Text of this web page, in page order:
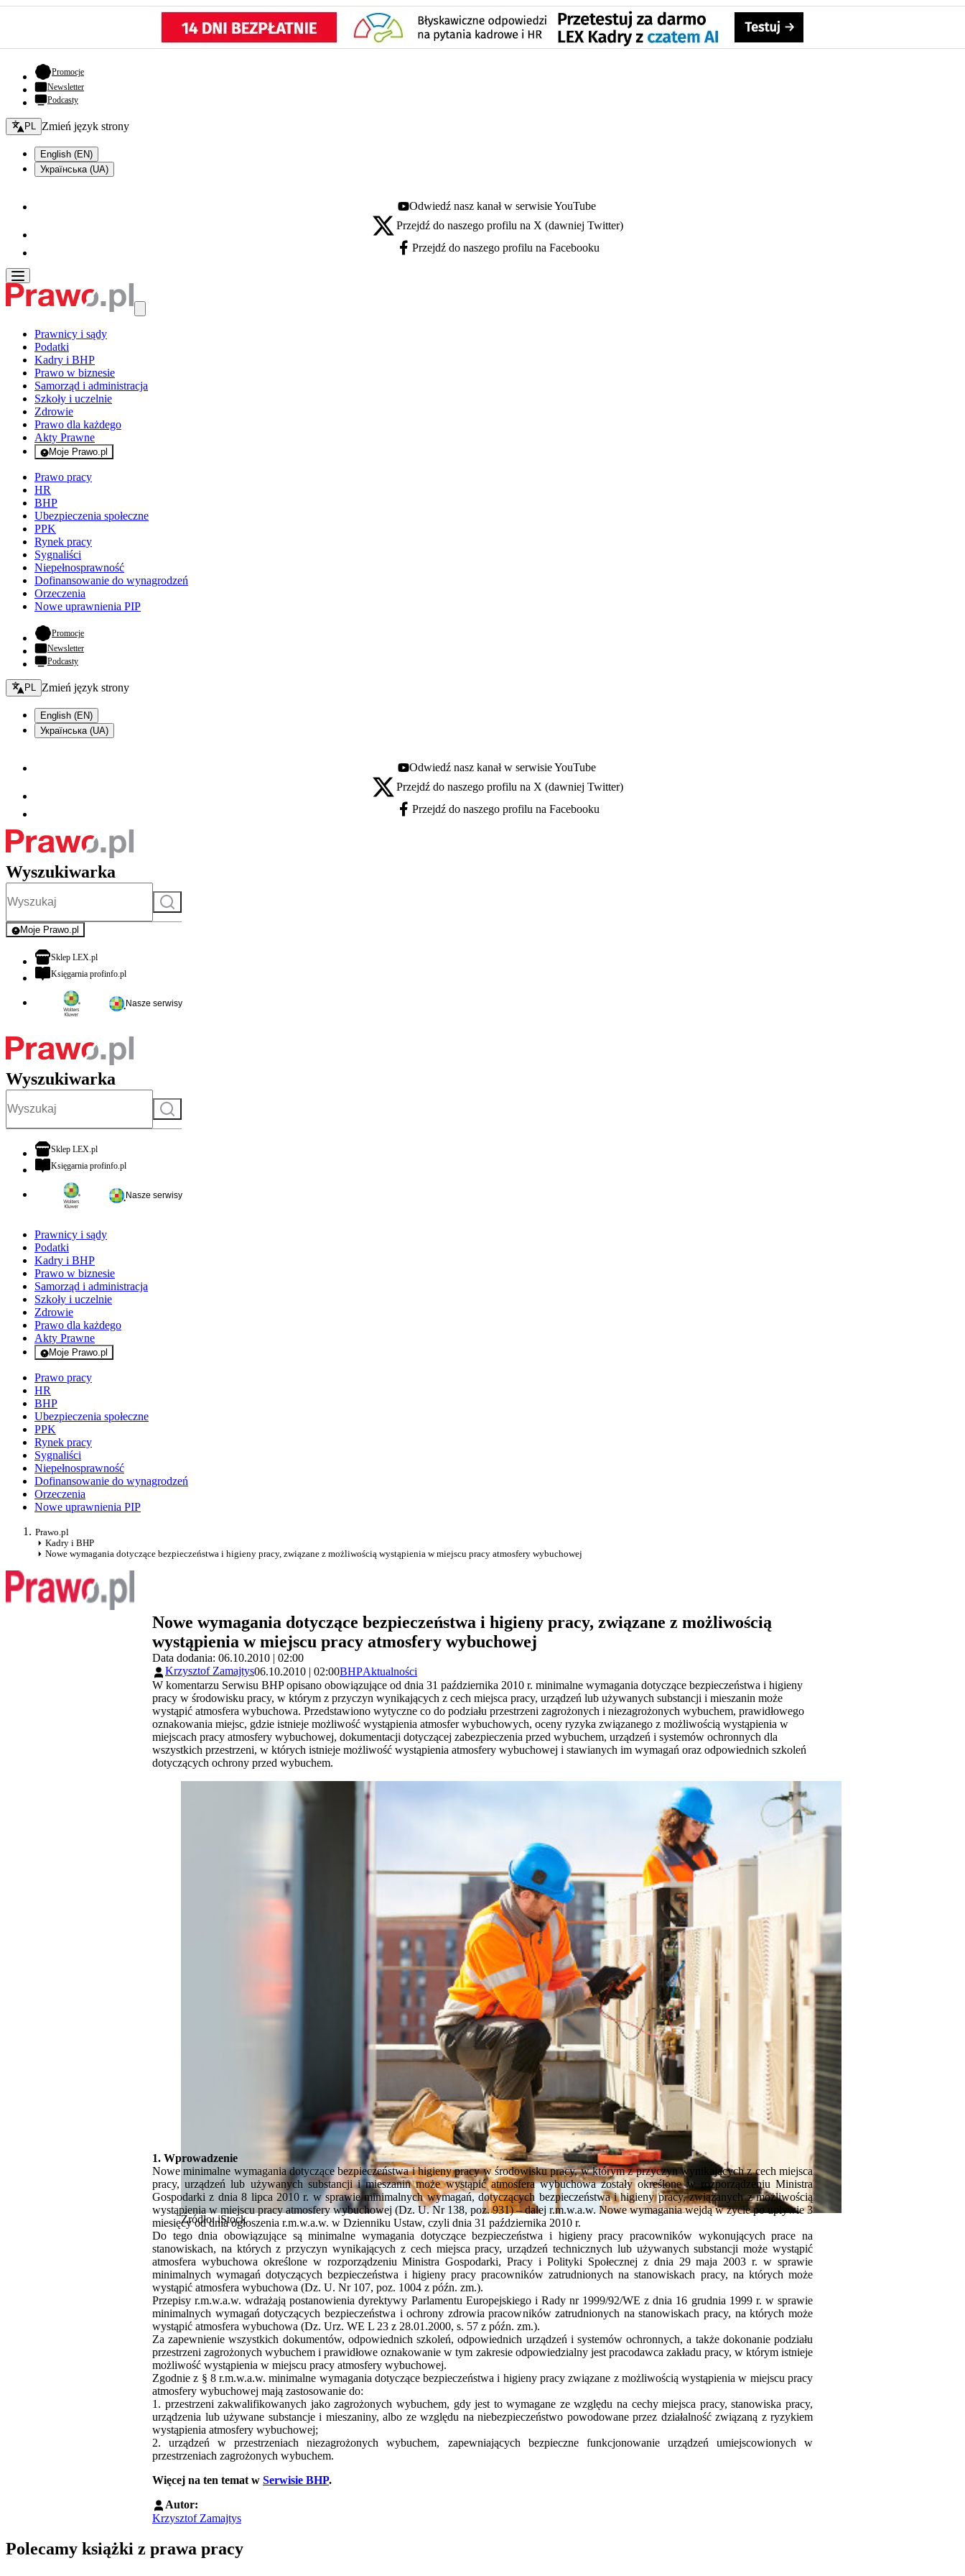
Promocje- otwiera się w nowej karcie
Newsletter
Podcasty
Zmień język - bieżący:
PL Zmień język strony
English (EN)
Українська (UA)
Youtube - otwiera się w nowej karcie
Odwiedź nasz kanał w serwisie YouTube
X - otwiera się w nowej karcie
Przejdź do naszego profilu na X (dawniej Twitter)
Facebook - otwiera się w nowej karcie
Przejdź do naszego profilu na Facebooku
Prawnicy i sądy
Podatki
Kadry i BHP
Prawo w biznesie
Samorząd i administracja
Szkoły i uczelnie
Zdrowie
Prawo dla każdego
Akty Prawne
Moje Prawo.pl
- rejestracja i logowanie do serwisu
Prawo pracy
HR
BHP
Ubezpieczenia społeczne
PPK
Rynek pracy
Sygnaliści
Niepełnosprawność
Dofinansowanie do wynagrodzeń
Orzeczenia
Nowe uprawnienia PIP
Promocje- otwiera się w nowej karcie
Newsletter
Podcasty
Zmień język - bieżący:
PL Zmień język strony
English (EN)
Українська (UA)
Youtube - otwiera się w nowej karcie
Odwiedź nasz kanał w serwisie YouTube
X - otwiera się w nowej karcie
Przejdź do naszego profilu na X (dawniej Twitter)
Facebook - otwiera się w nowej karcie
Przejdź do naszego profilu na Facebooku
Wyszukiwarka
Szukaj
Moje Prawo.pl
- rejestracja i logowanie do serwisu
Sklep LEX.plotwiera się w nowej karcie
Księgarnia profinfo.plotwiera się w nowej karcie
Nasze serwisy
Wyszukiwarka
Szukaj
Sklep LEX.plotwiera się w nowej karcie
Księgarnia profinfo.plotwiera się w nowej karcie
Nasze serwisy
Prawnicy i sądy
Podatki
Kadry i BHP
Prawo w biznesie
Samorząd i administracja
Szkoły i uczelnie
Zdrowie
Prawo dla każdego
Akty Prawne
Moje Prawo.pl
- rejestracja i logowanie do serwisu
Prawo pracy
HR
BHP
Ubezpieczenia społeczne
PPK
Rynek pracy
Sygnaliści
Niepełnosprawność
Dofinansowanie do wynagrodzeń
Orzeczenia
Nowe uprawnienia PIP
Prawo.pl
Kadry i BHP
Nowe wymagania dotyczące bezpieczeństwa i higieny pracy, związane z możliwością wystąpienia w miejscu pracy atmosfery wybuchowej
Nowe wymagania dotyczące bezpieczeństwa i higieny pracy, związane z możliwością
wystąpienia w miejscu pracy atmosfery wybuchowej
Data dodania: 06.10.2010 | 02:00
Krzysztof Zamajtys06.10.2010 | 02:00BHPAktualności
W komentarzu Serwisu BHP opisano obowiązujące od dnia 31 października 2010 r. minimalne wymagania dotyczące bezpieczeństwa i higieny
pracy w środowisku pracy, w którym z przyczyn wynikających z cech miejsca pracy, urządzeń lub używanych substancji i mieszanin może
wystąpić atmosfera wybuchowa. Przedstawiono wytyczne co do podziału przestrzeni zagrożonych i niezagrożonych wybuchem, prawidłowego
oznakowania miejsc, gdzie istnieje możliwość wystąpienia atmosfer wybuchowych, oceny ryzyka związanego z możliwością wystąpienia w
miejscach pracy atmosfery wybuchowej, dokumentacji dotyczącej zabezpieczenia przed wybuchem, urządzeń i systemów ochronnych dla
wszystkich przestrzeni, w których istnieje możliwość wystąpienia atmosfery wybuchowej i stawianych im wymagań oraz odpowiednich szkoleń
dotyczących ochrony przed wybuchem.
Źródło: iStock
1. Wprowadzenie
Nowe minimalne wymagania dotyczące bezpieczeństwa i higieny pracy w środowisku pracy, w którym z przyczyn wynikających z cech miejsca
pracy, urządzeń lub używanych substancji i mieszanin może wystąpić atmosfera wybuchowa zostały określone w rozporządzeniu Ministra
Gospodarki z dnia 8 lipca 2010 r. w sprawie minimalnych wymagań, dotyczących bezpieczeństwa i higieny pracy, związanych z możliwością
wystąpienia w miejscu pracy atmosfery wybuchowej (Dz. U. Nr 138, poz. 931) – dalej r.m.w.a.w. Nowe wymagania wejdą w życie po upływie 3
miesięcy od dnia ogłoszenia r.m.w.a.w. w Dzienniku Ustaw, czyli dnia 31 października 2010 r.
Do tego dnia obowiązujące są minimalne wymagania dotyczące bezpieczeństwa i higieny pracy pracowników wykonujących prace na
stanowiskach, na których z przyczyn wynikających z cech miejsca pracy, urządzeń technicznych lub używanych substancji może wystąpić
atmosfera wybuchowa określone w rozporządzeniu Ministra Gospodarki, Pracy i Polityki Społecznej z dnia 29 maja 2003 r. w sprawie
minimalnych wymagań dotyczących bezpieczeństwa i higieny pracy pracowników zatrudnionych na stanowiskach pracy, na których może
wystąpić atmosfera wybuchowa (Dz. U. Nr 107, poz. 1004 z późn. zm.).
Przepisy r.m.w.a.w. wdrażają postanowienia dyrektywy Parlamentu Europejskiego i Rady nr 1999/92/WE z dnia 16 grudnia 1999 r. w sprawie
minimalnych wymagań dotyczących bezpieczeństwa i ochrony zdrowia pracowników zatrudnionych na stanowiskach pracy, na których może
wystąpić atmosfera wybuchowa (Dz. Urz. WE L 23 z 28.01.2000, s. 57 z późn. zm.).
Za zapewnienie wszystkich dokumentów, odpowiednich szkoleń, odpowiednich urządzeń i systemów ochronnych, a także dokonanie podziału
przestrzeni zagrożonych wybuchem i prawidłowe oznakowanie w tym zakresie odpowiedzialny jest pracodawca zakładu pracy, w którym istnieje
możliwość wystąpienia w miejscu pracy atmosfery wybuchowej.
Zgodnie z § 8 r.m.w.a.w. minimalne wymagania dotyczące bezpieczeństwa i higieny pracy związane z możliwością wystąpienia w miejscu pracy
atmosfery wybuchowej mają zastosowanie do:
1. przestrzeni zakwalifikowanych jako zagrożonych wybuchem, gdy jest to wymagane ze względu na cechy miejsca pracy, stanowiska pracy,
urządzenia lub używane substancje i mieszaniny, albo ze względu na niebezpieczeństwo powodowane przez działalność związaną z ryzykiem
wystąpienia atmosfery wybuchowej;
2. urządzeń w przestrzeniach niezagrożonych wybuchem, zapewniających bezpieczne funkcjonowanie urządzeń umiejscowionych w
przestrzeniach zagrożonych wybuchem.
Więcej na ten temat w Serwisie BHP.
Autor:
Krzysztof Zamajtys
Polecamy książki z prawa pracy